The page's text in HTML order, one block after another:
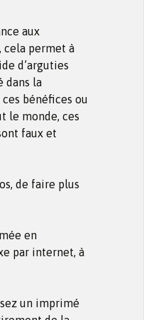
aux
cela permet à
d’arguties
dans la
bénéfices ou
le monde, ces
faux et
de faire plus
en
par internet, à
un imprimé